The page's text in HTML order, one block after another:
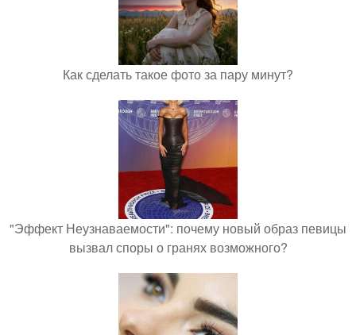
Как сделать такое фото за пару минут?
"Эффект Неузнаваемости": почему новый образ певицы
вызвал споры о гранях возможного?